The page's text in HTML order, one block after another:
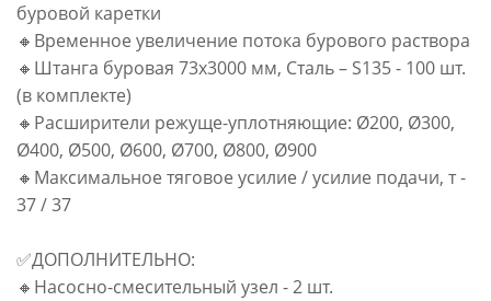
буровой каретки
🔸Временное увеличение потока бурового раствора
🔸Штанга буровая 73х3000 мм, Сталь – S135 - 100 шт.
(в комплекте)
🔸Расширители режуще-уплотняющие: Ø200, Ø300,
Ø400, Ø500, Ø600, Ø700, Ø800, Ø900
🔸Максимальное тяговое усилие / усилие подачи, т -
37 / 37
✅ДОПОЛНИТЕЛЬНО:
🔸Насосно-смесительный узел - 2 шт.